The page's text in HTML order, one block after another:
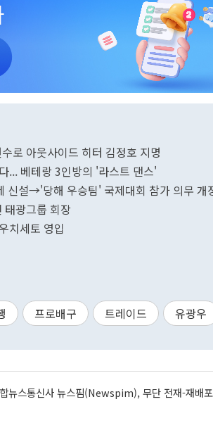
로 아웃사이드 히터 김정호 지명
... 베테랑 3인방의 '라스트 댄스'
신설→'당해 우승팀' 국제대회 참가 의무 개
태광그룹 회장
치세토 영입
프로배구 트레이드 유광우
뉴스통신사 뉴스핌(Newspim), 무단 전재-재배